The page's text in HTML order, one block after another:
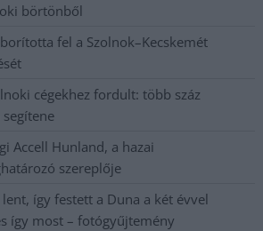
börtönből
fel a Szolnok–Kecskemét
cégekhez fordult: több száz
Accell Hunland, a hazai
szereplője
így festett a Duna a két évvel
így most – fotógyűjtemény